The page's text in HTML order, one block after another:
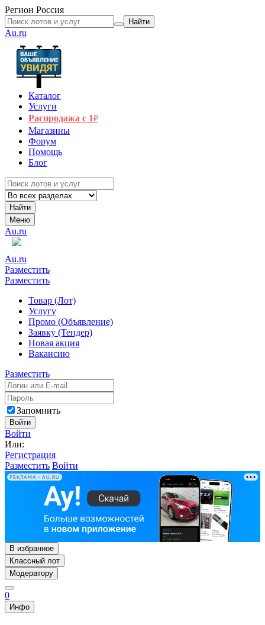
Регион Россия
Найти
Au.ru
Каталог
Услуги
Распродажа с 1₽
Магазины
Форум
Помощь
Блог
Найти
Меню
Au.ru
Au.ru
Разместить
Разместить
Товар (Лот)
Услугу
Промо (Объявление)
Заявку (Тендер)
Новая акция
Вакансию
Разместить
Запомнить
Войти
Войти
Или:
Регистрация
Разместить Войти
РЕКЛАМА • AU.RU
В избранное
Классный лот
Модератору
0
Инфо